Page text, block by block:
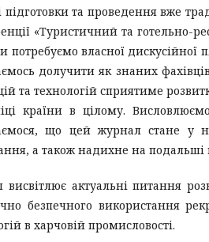
підготовки та проведення вже
«Туристичний та готельно-
потребуємо власної дискусійної
долучити як знаних
та технологій сприятиме
країни в цілому.
що цей журнал стане у
а також надихне на подальші
актуальні питання
безпечного використання
в харчовій промисловості.